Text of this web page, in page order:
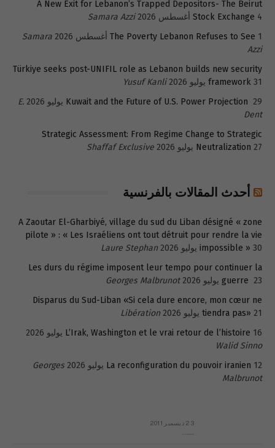
A New Exit for Lebanon’s Trapped Depositors- The Beirut
Stock Exchange 4 أغسطس 2026
Samara Azzi
The Poverty Lebanon Refuses to See 1 أغسطس 2026
Samara
Azzi
Türkiye seeks post-UNIFIL role as Lebanon builds new security
framework 31 يوليو 2026
Yusuf Kanli
Kuwait and the Future of U.S. Power Projection 29 يوليو 2026
E.
Dent
Strategic Assessment: From Regime Change to Strategic
Neutralization 27 يوليو 2026 Shaffaf Exclusive
أحدث المقالات بالفرنسية
A Zaoutar El-Gharbiyé, village du sud du Liban désigné « zone
pilote » : « Les Israéliens ont tout détruit pour rendre la vie
impossible » 30 يوليو 2026
Laure Stephan
Les durs du régime imposent leur tempo pour continuer la
guerre 23 يوليو 2026
Georges Malbrunot
Disparus du Sud-Liban «Si cela dure encore, mon cœur ne
tiendra pas» 21 يوليو 2026
Libération
L’Irak, Washington et le vrai retour de l’histoire 16 يوليو 2026
Walid Sinno
La reconfiguration du pouvoir iranien 12 يوليو 2026
Georges
Malbrunot
23 ديسمبر 2011